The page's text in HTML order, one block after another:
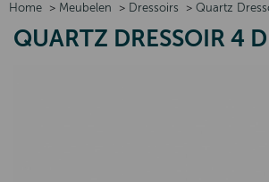
Home > Meubelen > Dressoirs > Quartz
QUARTZ DRESSOIR 4